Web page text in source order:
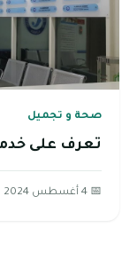
صحة و تجميل
تعرف على
📅 4 أغسطس 2024